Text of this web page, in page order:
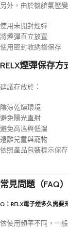
另外，由於機艙氣壓
使用未開封煙彈
將煙彈直立放置
使用密封收納袋保存
RELX煙彈保存方
建議存放於：
陰涼乾燥環境
避免陽光直射
避免高溫與低溫
遠離兒童與寵物
依照產品包裝標示保
常見問題（FAQ）
Q：RELX電子煙多久需要
依使用頻率不同，一